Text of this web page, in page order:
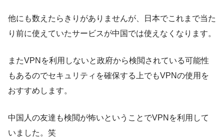
他にも数えたらきりがありませんが、日本でこれまで当た
り前に使えていたサービスが中国では使えなくなります。
またVPNを利用しないと政府から検閲 されている可能性
もあるのでセキュリティを確保する上でもVPNの使用を
おすすめします。
中国人の友達も検閲が怖いということでVPNを利用して
いました。笑